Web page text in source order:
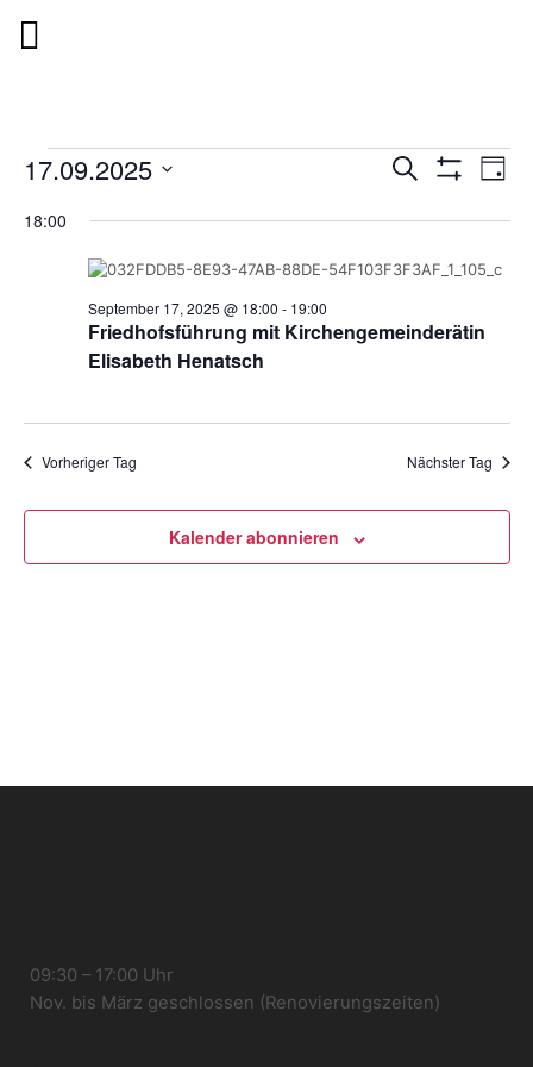
und
Ansichten,
Suche Tag
17.09.2025
wählen.
18:00
Friedhofsführung mit Kirchengemeinderätin
Elisabeth Henatsch
September 17, 2025 @ 18:00 - 19:00
Vorheriger Tag Nächster Tag
Kalender abonnieren
09:30 – 17:00 Uhr
Nov. bis März geschlossen (Renovierungszeiten)